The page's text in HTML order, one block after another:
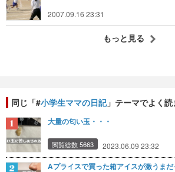
2007.09.16 23:31
もっと見る
同じ「#小学生ママの日記」テーマでよく
大量の匂い玉・・・
閲覧総数 5663 2023.06.09 23:32
Aプライスで買った箱アイスが激うまだ